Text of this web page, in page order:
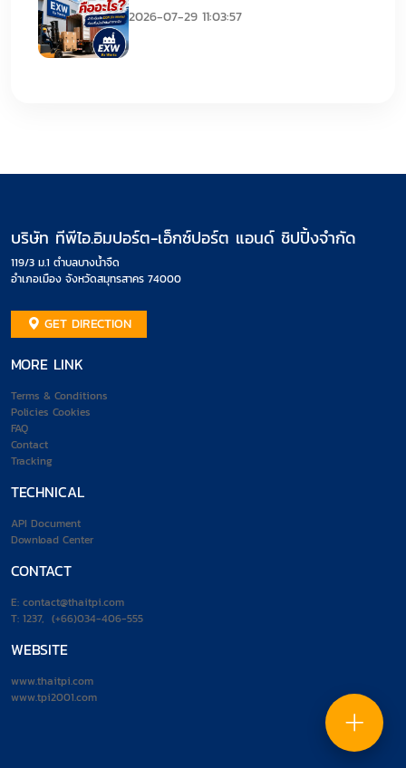
2026-07-29 11:03:57
บริษัท ทีพีไอ.อิมปอร์ต-เอ็กซ์ปอร์ต แอนด์ ชิปปิ้งจำกัด
119/3 ม.1 ตำบลบางน้ำจืด
อำเภอเมือง จังหวัดสมุทรสาคร 74000
GET DIRECTION
MORE LINK
Terms & Conditions
Policies Cookies
FAQ
Contact
Tracking
TECHNICAL
API Document
Download Center
CONTACT
E: contact@thaitpi.com
T: 1237, (+66)034-406-555
WEBSITE
www.thaitpi.com
www.tpi2001.com